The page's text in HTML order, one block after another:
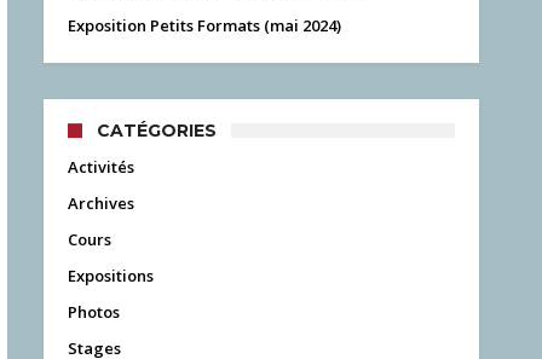
Exposition Petits Formats (mai 2024)
CATÉGORIES
Activités
Archives
Cours
Expositions
Photos
Stages